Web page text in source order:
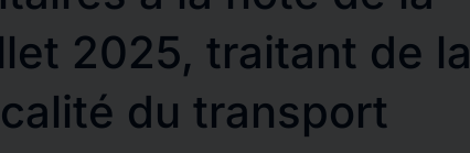
2025, traitant de la
du transport